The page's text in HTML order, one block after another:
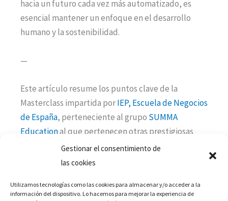
Gestionar el consentimiento de
las cookies
Utilizamos tecnologías como las cookies para almacenar y/o acceder a la
información del dispositivo. Lo hacemos para mejorar la experiencia de
hacia un futuro cada vez más automatizado, es
esencial mantener un enfoque en el desarrollo
humano y la sostenibilidad.
—
Este artículo resume los puntos clave de la
Masterclass impartida porIEP, Escuela de Negocios
de España, perteneciente al grupo SUMMA
Educational que pertenecen otras prestigiosas
instituciones líderes en educación virtual en sus
países como laCorporación Universitaria Asturias
destacando la importancia de la responsabilidad